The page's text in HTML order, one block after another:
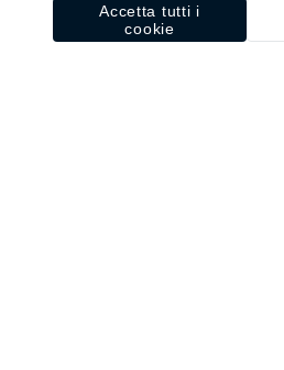
Accetta tutti i
cookie